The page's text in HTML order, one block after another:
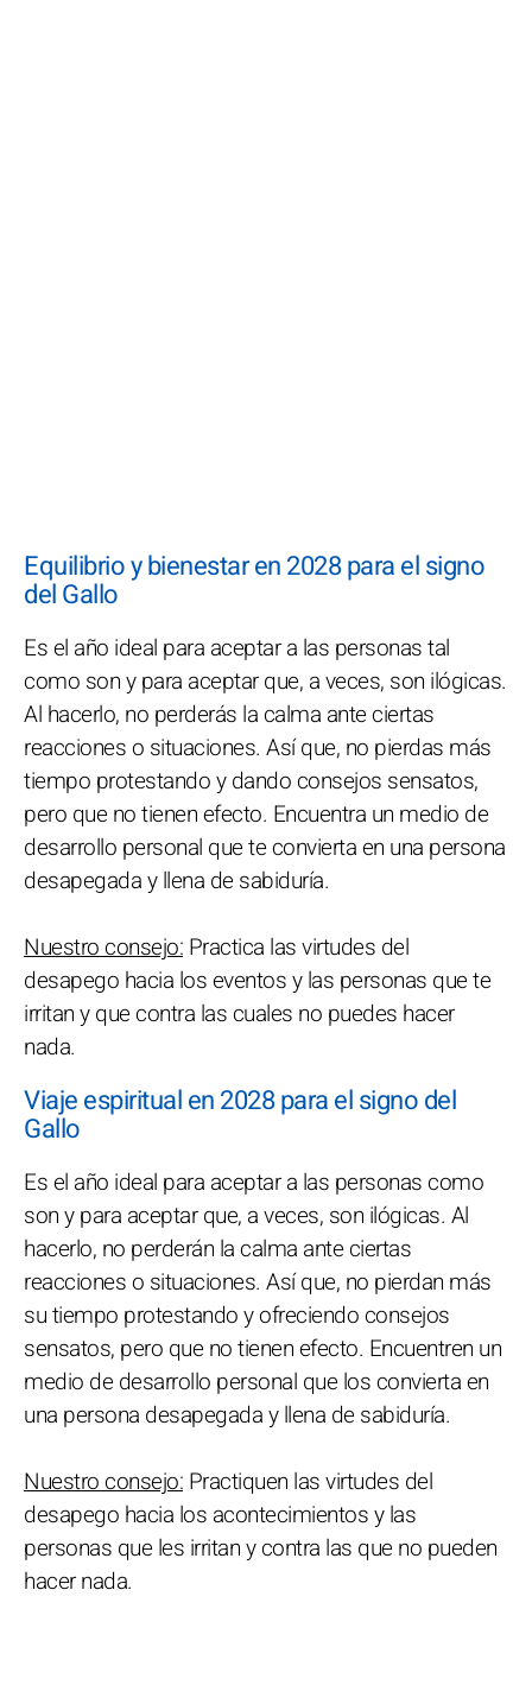
Equilibrio y bienestar en 2028 para el signo
del Gallo
Es el año ideal para aceptar a las personas tal
como son y para aceptar que, a veces, son ilógicas.
Al hacerlo, no perderás la calma ante ciertas
reacciones o situaciones. Así que, no pierdas más
tiempo protestando y dando consejos sensatos,
pero que no tienen efecto. Encuentra un medio de
desarrollo personal que te convierta en una persona
desapegada y llena de sabiduría.
Nuestro consejo: Practica las virtudes del
desapego hacia los eventos y las personas que te
irritan y que contra las cuales no puedes hacer
nada.
Viaje espiritual en 2028 para el signo del
Gallo
Es el año ideal para aceptar a las personas como
son y para aceptar que, a veces, son ilógicas. Al
hacerlo, no perderán la calma ante ciertas
reacciones o situaciones. Así que, no pierdan más
su tiempo protestando y ofreciendo consejos
sensatos, pero que no tienen efecto. Encuentren un
medio de desarrollo personal que los convierta en
una persona desapegada y llena de sabiduría.
Nuestro consejo: Practiquen las virtudes del
desapego hacia los acontecimientos y las
personas que les irritan y contra las que no pueden
hacer nada.